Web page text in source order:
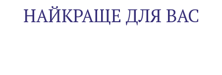
НАЙКРАЩЕ ДЛЯ ВАС